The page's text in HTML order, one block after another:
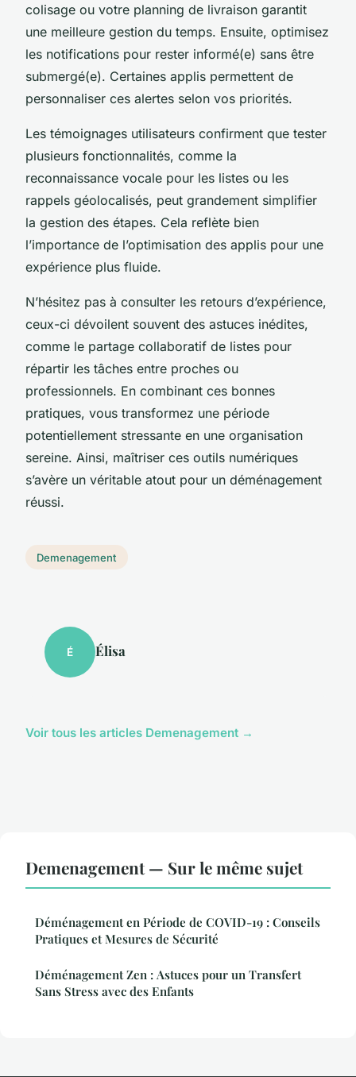
colisage ou votre planning de livraison garantit
une meilleure gestion du temps. Ensuite, optimisez
les notifications pour rester informé(e) sans être
submergé(e). Certaines applis permettent de
personnaliser ces alertes selon vos priorités.
Les témoignages utilisateurs confirment que tester
plusieurs fonctionnalités, comme la
reconnaissance vocale pour les listes ou les
rappels géolocalisés, peut grandement simplifier
la gestion des étapes. Cela reflète bien
l’importance de l’optimisation des applis pour une
expérience plus fluide.
N’hésitez pas à consulter les retours d’expérience,
ceux-ci dévoilent souvent des astuces inédites,
comme le partage collaboratif de listes pour
répartir les tâches entre proches ou
professionnels. En combinant ces bonnes
pratiques, vous transformez une période
potentiellement stressante en une organisation
sereine. Ainsi, maîtriser ces outils numériques
s’avère un véritable atout pour un déménagement
réussi.
Demenagement
É Élisa
Voir tous les articles Demenagement →
Demenagement — Sur le même sujet
Déménagement en Période de COVID-19 : Conseils
Pratiques et Mesures de Sécurité
Déménagement Zen : Astuces pour un Transfert
Sans Stress avec des Enfants